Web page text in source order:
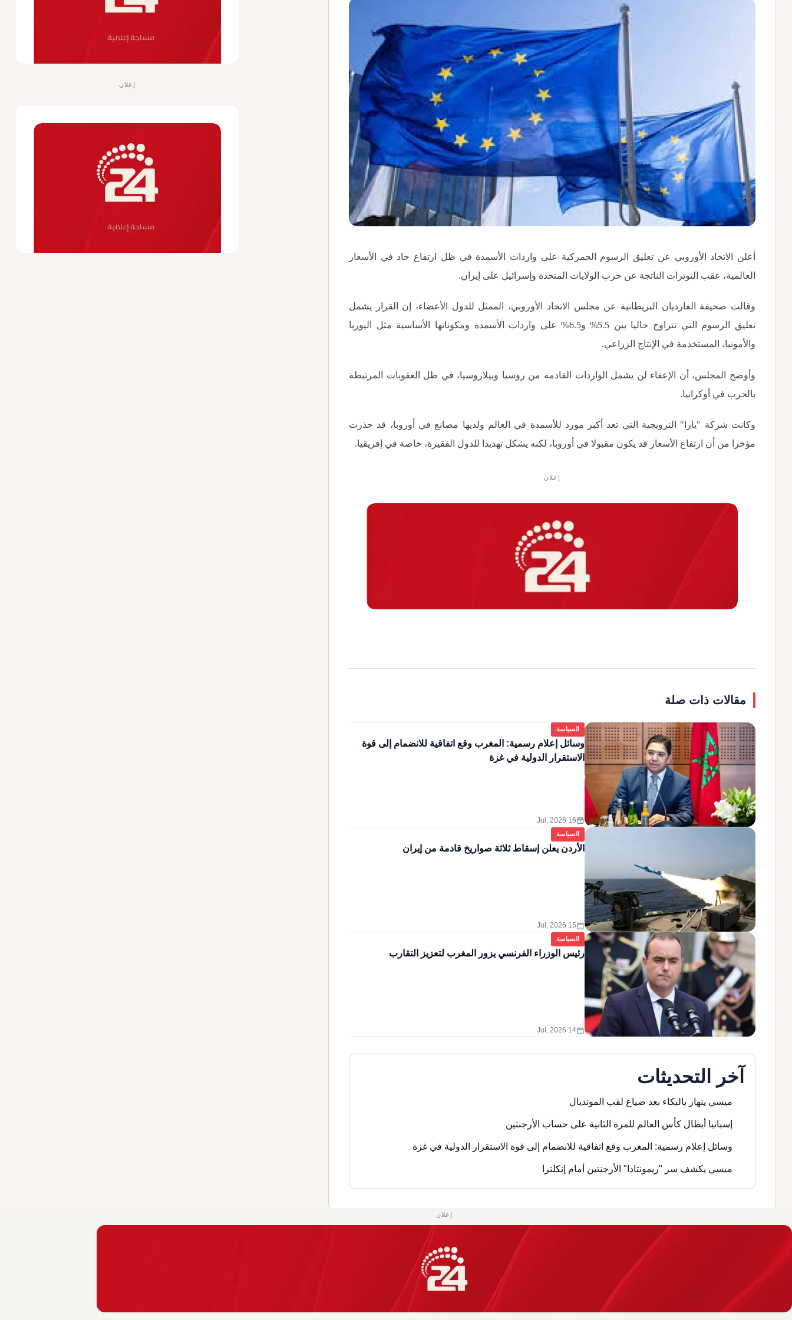
أعلن الاتحاد الأوروبي عن تعليق الرسوم الجمركية على واردات الأسمدة في ظل ارتفاع حاد في الأسعار
العالمية، عقب التوترات الناتجة عن حرب الولايات المتحدة وإسرائيل على إيران.
وقالت صحيفة الغارديان البريطانية عن مجلس الاتحاد الأوروبي، الممثل للدول الأعضاء، إن القرار يشمل
تعليق الرسوم التي تتراوح حاليا بين 5.5% و6.5% على واردات الأسمدة ومكوناتها الأساسية مثل اليوريا
والأمونيا، المستخدمة في الإنتاج الزراعي.
وأوضح المجلس، أن الإعفاء لن يشمل الواردات القادمة من روسيا وبيلاروسيا، في ظل العقوبات المرتبطة
بالحرب في أوكرانيا.
وكانت شركة "يارا" النرويجية التي تعد أكبر مورد للأسمدة في العالم ولديها مصانع في أوروبا، قد حذرت
مؤخرا من أن ارتفاع الأسعار قد يكون مقبولا في أوروبا، لكنه يشكل تهديدا للدول الفقيرة، خاصة في إفريقيا.
إعلان
مقالات ذات صلة
السياسة
وسائل إعلام رسمية: المغرب وقع اتفاقية للانضمام إلى قوة
الاستقرار الدولية في غزة
calendar_month
16 Jul, 2026
السياسة
الأردن يعلن إسقاط ثلاثة صواريخ قادمة من إيران
calendar_month
15 Jul, 2026
السياسة
رئيس الوزراء الفرنسي يزور المغرب لتعزيز التقارب
calendar_month
14 Jul, 2026
آخر التحديثات
ميسي ينهار بالبكاء بعد ضياع لقب المونديال
إسبانيا أبطال كأس العالم للمرة الثانية على حساب الأرجنتين
وسائل إعلام رسمية: المغرب وقع اتفاقية للانضمام إلى قوة الاستقرار الدولية في غزة
ميسي يكشف سر "ريمونتادا" الأرجنتين أمام إنكلترا
إعلان
إعلان